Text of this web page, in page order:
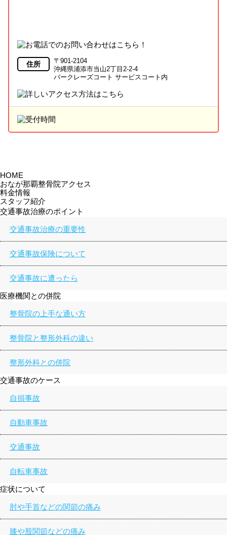
住所
〒901-2104
沖縄県浦添市当山2丁目2-2-4
バークレーズコート サービスコート内
HOME
おなが那覇整骨院アクセス
料金情報
スタッフ紹介
交通事故治療のポイント
交通事故治療の重要性
交通事故保険について
交通事故に遭ったら
医療機関との併院
整骨院の上手な通い方
整骨院と整形外科の違い
整形外科との併院
交通事故のケース
自損事故
自動車事故
交通事故
自転車事故
症状について
肘や手首などの関節の痛み
膝や股関節などの痛み